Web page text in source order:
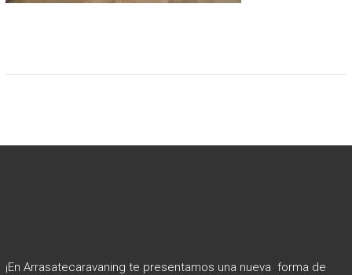
¡En Arrasatecaravaning te presentamos una nueva forma de